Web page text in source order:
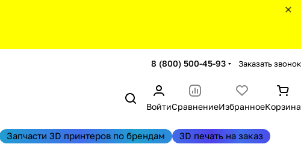
8 (800) 500-45-93 Заказать звонок
ВойтиСравнениеИзбранноеКорзина
Запчасти 3D принтеров по брендам 3D печать на заказ